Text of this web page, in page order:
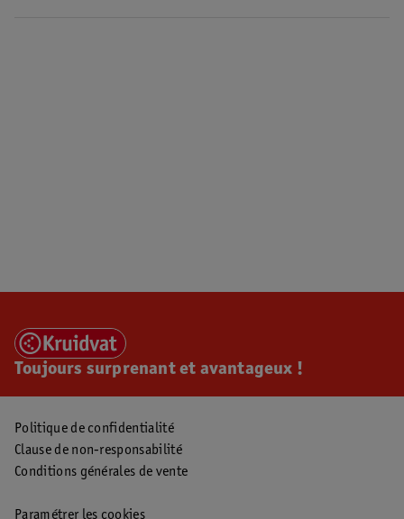
Toujours surprenant et avantageux !
Politique de confidentialité
Clause de non-responsabilité
Conditions générales de vente
Paramétrer les cookies